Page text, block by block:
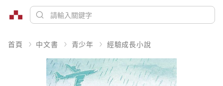
首頁 中文書 青少年 經驗成長小說